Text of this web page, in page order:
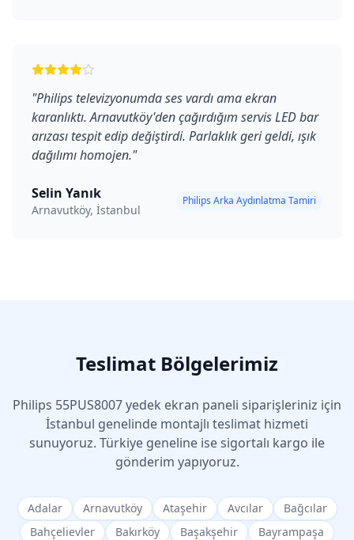
"Philips televizyonumda ses vardı ama ekran
karanlıktı. Arnavutköy'den çağırdığım servis LED bar
arızası tespit edip değiştirdi. Parlaklık geri geldi, ışık
dağılımı homojen."
Selin Yanık
Arnavutköy, İstanbul
Philips Arka Aydınlatma Tamiri
Teslimat Bölgelerimiz
Philips 55PUS8007yedek ekran paneli siparişleriniz için
İstanbul genelinde montajlı teslimat hizmeti
sunuyoruz. Türkiye geneline ise sigortalı kargo ile
gönderim yapıyoruz.
Adalar Arnavutköy Ataşehir Avcılar
Bağcılar
Bahçelievler
Bakırköy Başakşehir
Bayrampaşa